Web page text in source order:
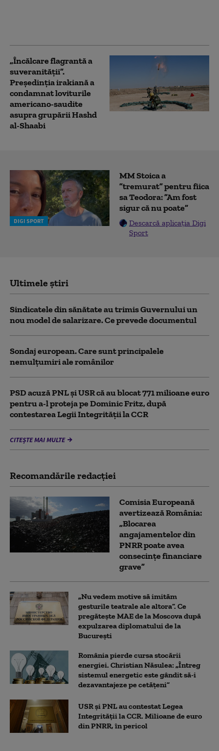
„Încălcare flagrantă a
suveranităţii”.
Preşedinţia irakiană a
condamnat loviturile
americano-saudite
asupra grupării Hashd
al-Shaabi
DIGI SPORT
MM Stoica a
”tremurat” pentru fiica
sa Teodora: ”Am fost
sigur că nu poate”
Descarcă aplicația Digi
Sport
Ultimele știri
Sindicatele din sănătate au trimis Guvernului un
nou model de salarizare. Ce prevede documentul
Sondaj european. Care sunt principalele
nemulțumiri ale românilor
PSD acuză PNL şi USR că au blocat 771 milioane euro
pentru a-l proteja pe Dominic Fritz, după
contestarea Legii Integrității la CCR
CITEȘTE MAI MULTE
Recomandările redacţiei
Comisia Europeană
avertizează România:
„Blocarea
angajamentelor din
PNRR poate avea
consecințe financiare
grave”
„Nu vedem motive să imităm
gesturile teatrale ale altora”. Ce
pregătește MAE de la Moscova după
expulzarea diplomatului de la
București
România pierde cursa stocării
energiei. Christian Năsulea: „Întreg
sistemul energetic este gândit să-i
dezavantajeze pe cetățeni”
USR și PNL au contestat Legea
Integrității la CCR. Milioane de euro
din PNRR, în pericol